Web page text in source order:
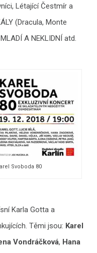
Létající Čestmír a
(Dracula, Monte
A NEKLIDNÍ atd.
Svoboda 80
Karla Gotta a
Těmi jsou: Karel
Vondráčková, Hana